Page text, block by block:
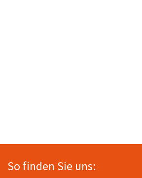
So finden Sie uns: